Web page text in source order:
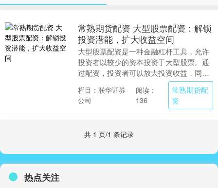
常熟期货配资 大型股票配资：解锁
投资潜能，扩大收益空间
大型股票配资是一种金融杠杆工具，允许
投资者以较少的资本投资于大型股票。通
过配资，投资者可以放大投资收益，同时
承担更高的风险。 * **放大交易规模：**杠
杆可以....
栏目：联华证券
公司
阅读：
136
常熟期货配
资
共 1 页/1 条记录
热点关注